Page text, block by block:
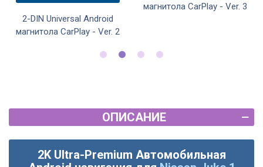
2-DIN Universal Android
магнитола CarPlay - Ver. 2
магнитола CarPlay - Ver. 3
ОПИСАНИЕ
2K Ultra-Premium Автомобильная